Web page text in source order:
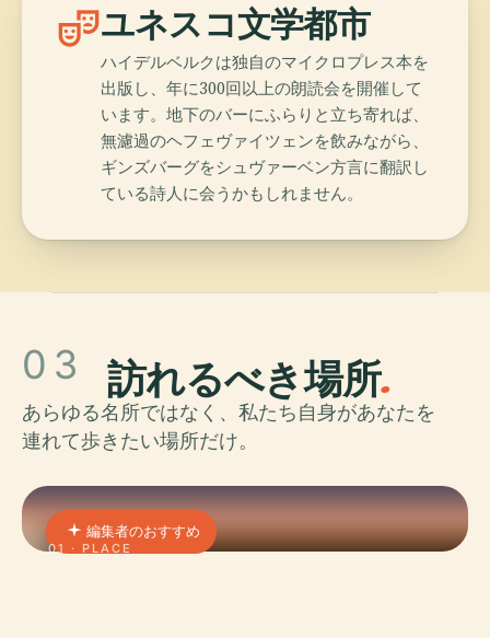
theater_comedyユネスコ文学都市
ハイデルベルクは独自のマイクロプレス本を
出版し、年に300回以上の朗読会を開催して
います。地下のバーにふらりと立ち寄れば、
無濾過のヘフェヴァイツェンを飲みながら、
ギンズバーグをシュヴァーベン方言に翻訳し
ている詩人に会うかもしれません。
03 訪れるべき場所.
あらゆる名所ではなく、私たち自身があなたを
連れて歩きたい場所だけ。
編集者のおすすめ
01 · PLACE